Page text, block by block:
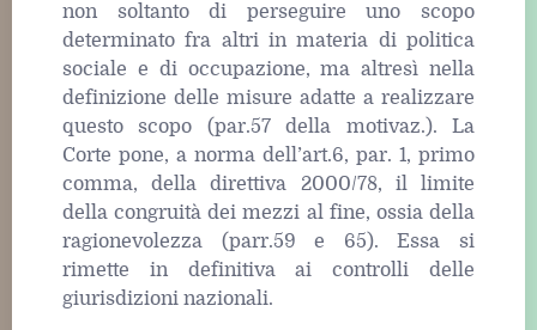
non soltanto di perseguire uno scopo
determinato fra altri in materia di politica
sociale e di occupazione, ma altresì nella
definizione delle misure adatte a realizzare
questo scopo (par.57 della motivaz.). La
Corte pone, a norma dell’art.6, par. 1, primo
comma, della direttiva 2000/78, il limite
della congruità dei mezzi al fine, ossia della
ragionevolezza (parr.59 e 65). Essa si
rimette in definitiva ai controlli delle
giurisdizioni nazionali.